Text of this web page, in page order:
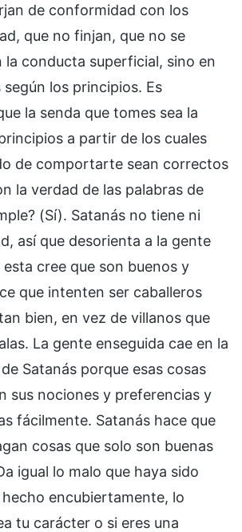
de conformidad con los
que no finjan, que no se
la conducta superficial, sino en
según los principios. Es
la senda que tomes sea la
a partir de los cuales
de comportarte sean correctos
la verdad de las palabras de
(Sí). Satanás no tiene ni
así que desorienta a la gente
cree que son buenos y
que intenten ser caballeros
bien, en vez de villanos que
La gente enseguida cae en la
Satanás porque esas cosas
sus nociones y preferencias y
fácilmente. Satanás hace que
cosas que solo son buenas
igual lo malo que haya sido
encubiertamente, lo
tu carácter o si eres una